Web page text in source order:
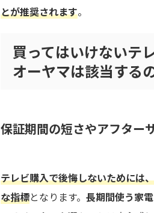
とが推奨されます。
買ってはいけないテ
オーヤマは該当する
保証期間の短さやアフター
テレビ購入で後悔しないためには
な指標となります。 長期間使う家